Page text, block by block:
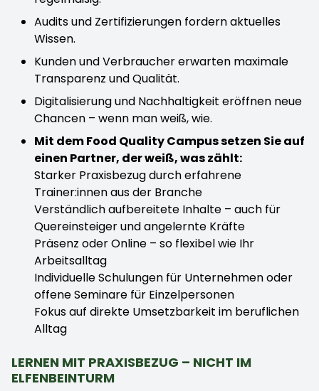
Audits und Zertifizierungen fordern aktuelles
Wissen.
Kunden und Verbraucher erwarten maximale
Transparenz und Qualität.
Digitalisierung und Nachhaltigkeit eröffnen neue
Chancen – wenn man weiß, wie.
Mit dem Food Quality Campus setzen Sie auf
einen Partner, der weiß, was zählt:
Starker Praxisbezug durch erfahrene
Trainer:innen aus der Branche
Verständlich aufbereitete Inhalte – auch für
Quereinsteiger und angelernte Kräfte
Präsenz oder Online – so flexibel wie Ihr
Arbeitsalltag
Individuelle Schulungen für Unternehmen oder
offene Seminare für Einzelpersonen
Fokus auf direkte Umsetzbarkeit im beruflichen
Alltag
LERNEN MIT PRAXISBEZUG – NICHT IM
ELFENBEINTURM